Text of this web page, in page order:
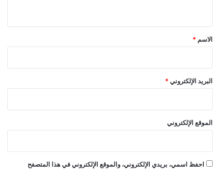
*
الاسم *
البريد الإلكتروني *
الموقع الإلكتروني
احفظ اسمي، بريدي الإلكتروني، والموقع الإلكتروني في هذا المتصفح